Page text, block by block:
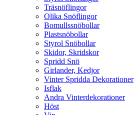
Träsnöflingor
Olika Snöflingor
Bomullssnöbollar
Plastsnöbollar
Styrol Snöbollar
Skidor, Skridskor
Spridd Snö
Girlander, Kedjor
Vinter Spridda Dekorationer
Isflak
Andra Vinterdekorationer
Höst